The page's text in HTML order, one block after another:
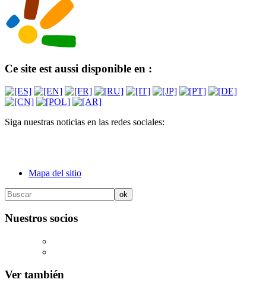
Ce site est aussi disponible en :
Siga nuestras noticias en las redes sociales:
Mapa del sitio
Nuestros socios
Ver también